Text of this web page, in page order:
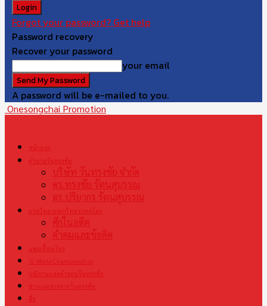
Forgot your password? Get help
Password recovery
Recover your password
your email
A password will be e-mailed to you.
Onesongchai Promotion
หน้าแรก
ตำนานวันทรงชัย
บริษัท วันทรงชัย จำกัด
ดร.ทรงชัย รัตนสุบรรณ
ดร.ปริยากร รัตนสุบรรณ
มวยไทย มรดกไทย มรดกโลก
ศึกในอดีต
คำคมและข้อคิด
แชมเปี้ยนโลก
S1 World Championship
ปณิธานและคำสอนวันทรงชัย
ข่าวและสารจากวันทรงชัย
สื่อ